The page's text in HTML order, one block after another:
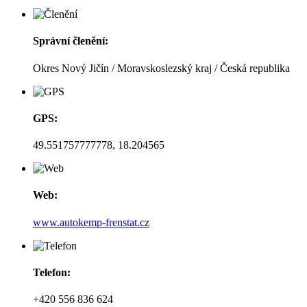
Správní členění:
Okres Nový Jičín / Moravskoslezský kraj / Česká republika
GPS:
49.551757777778, 18.204565
Web:
www.autokemp-frenstat.cz
Telefon:
+420 556 836 624